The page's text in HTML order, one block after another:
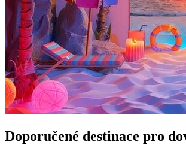
Doporučené destinace pro